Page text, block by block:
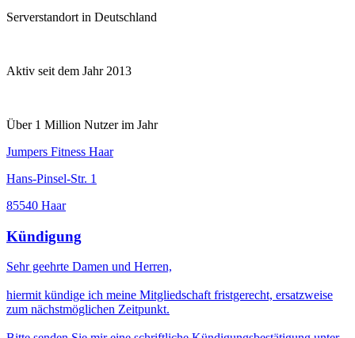
Serverstandort in Deutschland
Aktiv seit dem Jahr 2013
Über 1 Million Nutzer im Jahr
Jumpers Fitness Haar
Hans-Pinsel-Str. 1
85540 Haar
Kündigung
Sehr geehrte Damen und Herren,
hiermit kündige ich meine Mitgliedschaft fristgerecht, ersatzweise
zum nächstmöglichen Zeitpunkt.